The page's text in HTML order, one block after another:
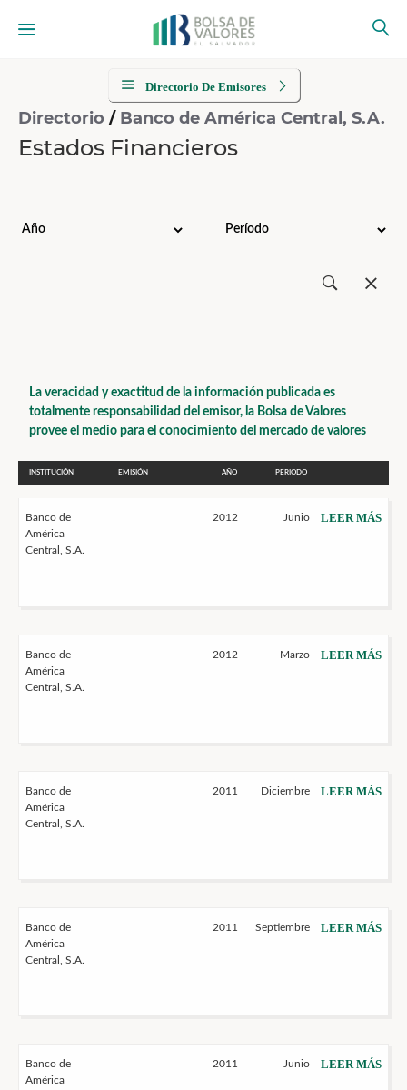
Directorio De Emisores
Directorio / Banco de América Central, S.A.
Estados Financieros
La veracidad y exactitud de la información publicada es
totalmente responsabilidad del emisor, la Bolsa de Valores
provee el medio para el conocimiento del mercado de valores
INSTITUCIÓN EMISIÓN AÑO PERIODO
Banco de
América
Central, S.A.
2012 Junio LEER MÁS
Banco de
América
Central, S.A.
2012 Marzo LEER MÁS
Banco de
América
Central, S.A.
2011 Diciembre LEER MÁS
Banco de
América
Central, S.A.
2011 Septiembre LEER MÁS
Banco de
América
2011 Junio LEER MÁS